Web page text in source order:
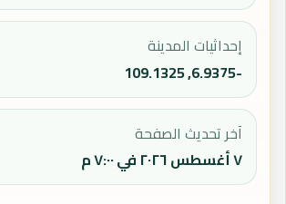
إحداثيات المدينة
-6.9375, 109.1325
آخر تحديث الصفحة
٧ أغسطس ٢٠٢٦ في ٧:٠٠ م